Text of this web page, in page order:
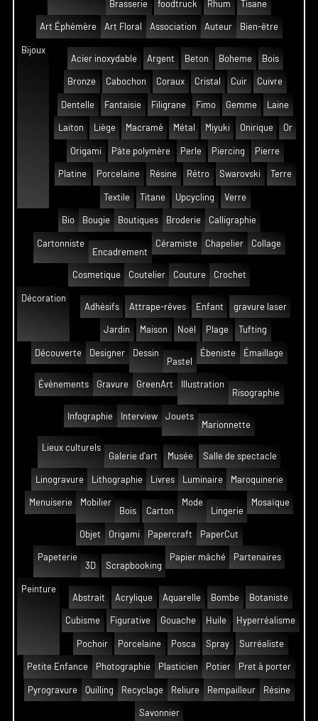
Brasserie
foodtruck Rhum Tisane
Art Éphémère Art Floral Association Auteur Bien-être
Bijoux
Acier inoxydable
Argent Beton Boheme Bois
Bronze Cabochon Coraux Cristal Cuir Cuivre
Dentelle Fantaisie Filigrane Fimo Gemme Laine
Laiton Liège Macramé Métal Miyuki Onirique Or
Origami Pâte polymère Perle Piercing Pierre
Platine Porcelaine Résine Rétro Swarovski Terre
Textile Titane Upcycling Verre
Bio Bougie Boutiques Broderie Calligraphie
Cartonniste
Encadrement
Céramiste Chapelier Collage
Cosmetique Coutelier Couture Crochet
Décoration
Adhésifs
Attrape-rêves Enfant gravure laser
Jardin Maison Noël Plage Tufting
Découverte Designer
Dessin
Pastel
Ébeniste Émaillage
Événements Gravure GreenArt
Illustration
Risographie
Infographie Interview
Jouets
Marionnette
Lieux culturels
Galerie d'art
Musée Salle de spectacle
Linogravure Lithographie Livres Luminaire Maroquinerie
Menuiserie
Mobilier
Bois
Carton
Mode
Lingerie
Mosaïque
Objet Origami Papercraft PaperCut
Papeterie
3D
Scrapbooking
Papier mâché Partenaires
Peinture
Abstrait
Acrylique Aquarelle Bombe Botaniste
Cubisme Figurative Gouache Huile Hyperréalisme
Pochoir Porcelaine Posca Spray Surréaliste
Petite Enfance Photographie Plasticien Potier Pret à porter
Pyrogravure Quilling Recyclage Reliure Rempailleur Résine
Savonnier